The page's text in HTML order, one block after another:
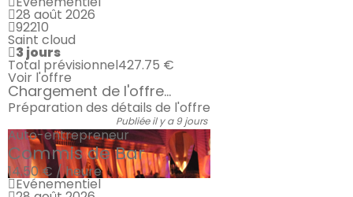
28 août 2026
92210
Saint cloud
3 jours
Total prévisionnel427.75 €
Voir l'offre
Chargement de l'offre...
Préparation des détails de l'offre
Publiée il y a 9 jours
Auto-entrepreneur
Commis de Bar
14.50 € / heure
Evénementiel